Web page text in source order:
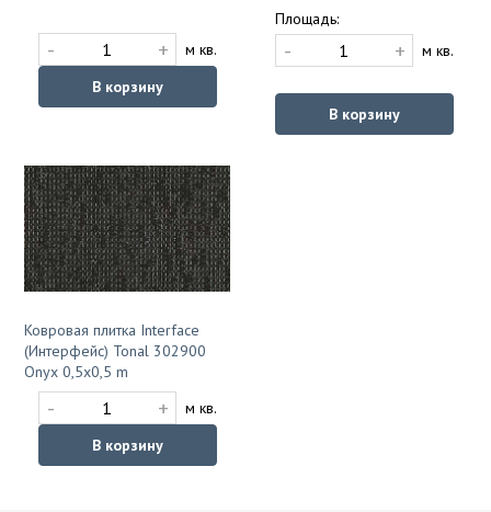
- +
м кв.
В корзину
Площадь:
- + м кв.
В корзину
Ковровая плитка Interface
(Интерфейс) Tonal 302900
Onyx 0,5х0,5 m
- +
м кв.
В корзину